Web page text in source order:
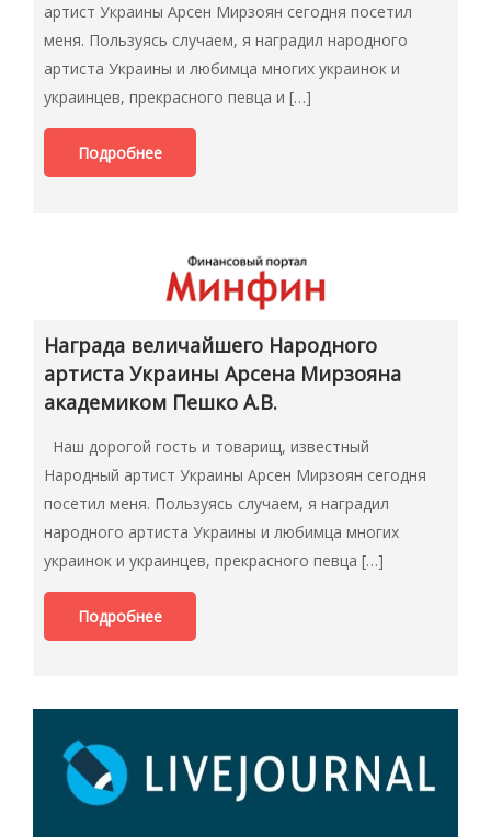
артист Украины Арсен Мирзоян сегодня посетил
меня. Пользуясь случаем, я наградил народного
артиста Украины и любимца многих украинок и
украинцев, прекрасного певца и […]
Подробнее
Награда величайшего Народного
артиста Украины Арсена Мирзояна
академиком Пешко А.В.
Наш дорогой гость и товарищ, известный
Народный артист Украины Арсен Мирзоян сегодня
посетил меня. Пользуясь случаем, я наградил
народного артиста Украины и любимца многих
украинок и украинцев, прекрасного певца […]
Подробнее